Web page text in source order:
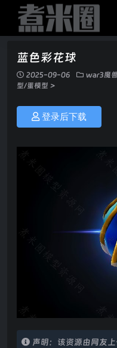
蓝色彩花球
2025-09-06 war3魔
型/蛋模型 >
登录后下载
声明：该资源由网友